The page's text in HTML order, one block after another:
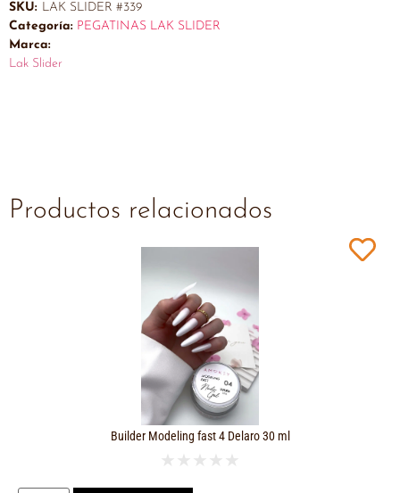
SKU: LAK SLIDER #339
Categoría: PEGATINAS LAK SLIDER
Marca:
Lak Slider
Productos relacionados
Builder Modeling fast 4 Delaro 30 ml
★ ★ ★ ★ ★